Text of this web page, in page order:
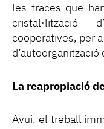
les traces que
cristal·lització
cooperatives, per
La reapropiació
Avui, el treball